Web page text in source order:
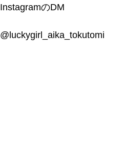
InstagramのDM
@luckygirl_aika_tokutomi